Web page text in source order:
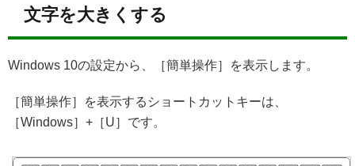
文字を大きくする
Windows 10の設定から、［簡単操作］を表示します。
［簡単操作］を表示するショートカットキーは、
［Windows］+［U］です。